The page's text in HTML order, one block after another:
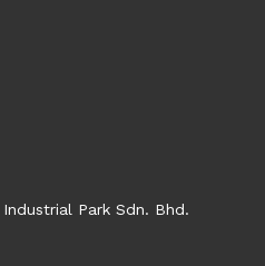
Park Sdn. Bhd.